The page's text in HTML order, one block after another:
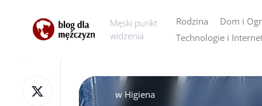
Męski punkt
widzenia
Rodzina Dom i
Dom
Technologie i
w Higiena